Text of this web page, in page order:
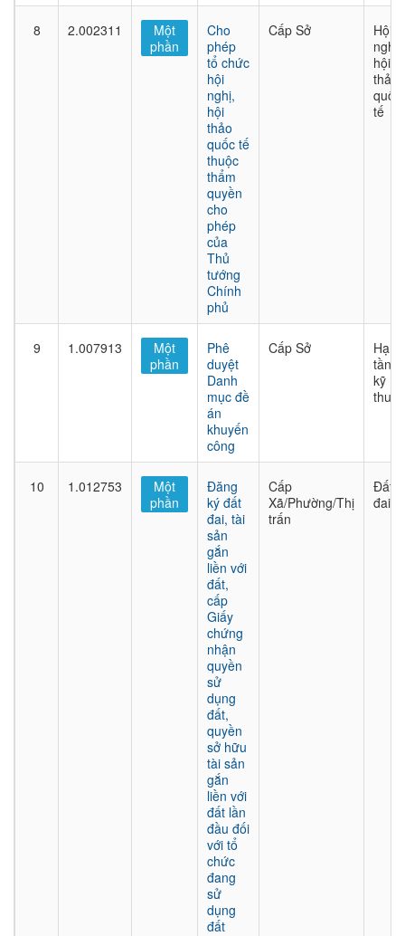
8 2.002311
Một
phần
Cho
phép
tổ chức
hội
nghị,
hội
thảo
quốc tế
thuộc
thẩm
quyền
cho
phép
của
Thủ
tướng
Chính
phủ
Cấp Sở
Hội
nghị,
hội
thảo
quốc
tế
9 1.007913
Một
phần
Phê
duyệt
Danh
mục đề
án
khuyến
công
Cấp Sở
Hạ
tầng
kỹ
thuật
10 1.012753
Một
phần
Đăng
ký đất
đai, tài
sản
gắn
liền với
đất,
cấp
Giấy
chứng
nhận
quyền
sử
dụng
đất,
quyền
sở hữu
tài sản
gắn
liền với
đất lần
đầu đối
với tổ
chức
đang
sử
dụng
đất
Cấp
Xã/Phường/Thị
trấn
Đất
đai